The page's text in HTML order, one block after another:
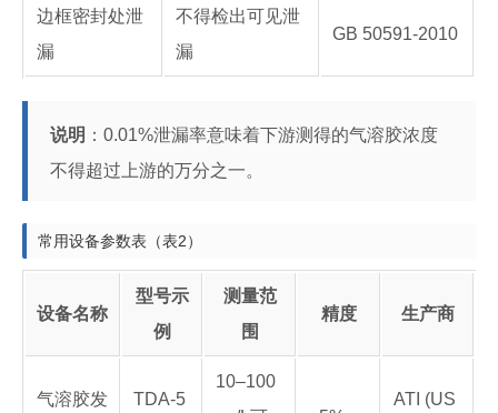
边框密封处泄
漏
不得检出可见泄
漏
GB 50591-2010
说明 ：0.01%泄漏率意味着下游测得的气溶胶浓度
不得超过上游的万分之一。
常用设备参数表（表2）
设备名称
型号示
例
测量范
围
精度 生产商
气溶胶发
TDA-5
10–100
ATI (US